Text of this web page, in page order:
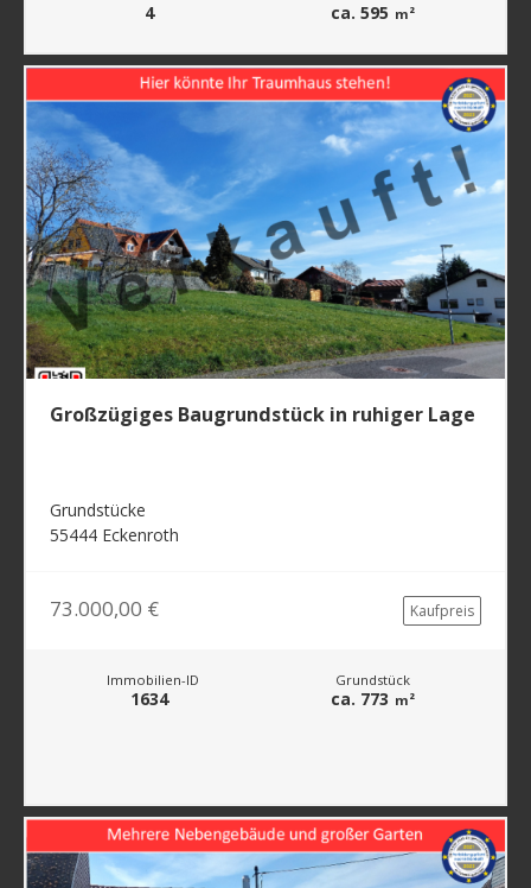
4 ca. 595 m²
Großzügiges Baugrundstück in ruhiger Lage
Grundstücke
55444 Eckenroth
73.000,00 € Kaufpreis
Immobilien-ID
1634
Grundstück
ca. 773 m²